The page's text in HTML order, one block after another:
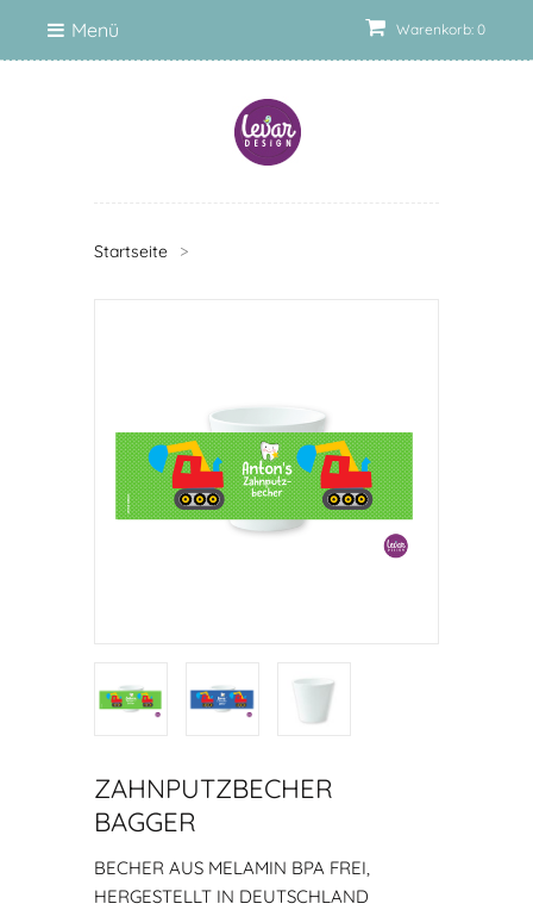
Warenkorb: 0
Menü
Startseite >
ZAHNPUTZBECHER
BAGGER
BECHER AUS MELAMIN BPA FREI,
HERGESTELLT IN DEUTSCHLAND